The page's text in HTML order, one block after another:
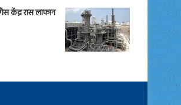
केंद्र रास लाफान